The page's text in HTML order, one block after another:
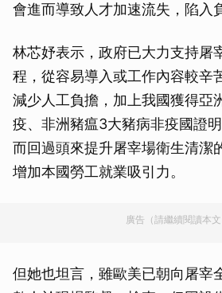
會進而導致人才加速流失，陷入
林芯妤表示，政府已大力支持屠
程，從容易導入或工作內容較辛
減少人工負擔，加上我國獲得亞
疫、非洲豬瘟3大豬病非疫國證
而回過頭來提升屠宰場衛生清潔
增加本國勞工就業吸引力。
廣告（請繼續閱讀本文
但她也坦言，雖歐美已朝向屠宰